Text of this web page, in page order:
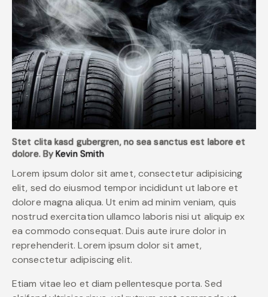
Stet clita kasd gubergren, no sea sanctus est labore et
dolore. ByKevin Smith
Lorem ipsum dolor sit amet, consectetur adipisicing
elit, sed do eiusmod tempor incididunt ut labore et
dolore magna aliqua. Ut enim ad minim veniam, quis
nostrud exercitation ullamco laboris nisi ut aliquip ex
ea commodo consequat. Duis aute irure dolor in
reprehenderit. Lorem ipsum dolor sit amet,
consectetur adipiscing elit.
Etiam vitae leo et diam pellentesque porta. Sed